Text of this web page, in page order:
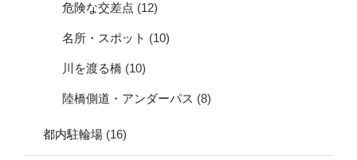
危険な交差点 (12)
名所・スポット (10)
川を渡る橋 (10)
陸橋側道・アンダーパス (8)
都内駐輪場 (16)